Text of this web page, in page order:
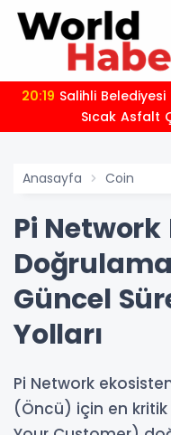
20:19
Sıcak Asfalt
Anasayfa Coin
Pi Network
Güncel
Yolları
Pi Network
(Öncü) için en kritik